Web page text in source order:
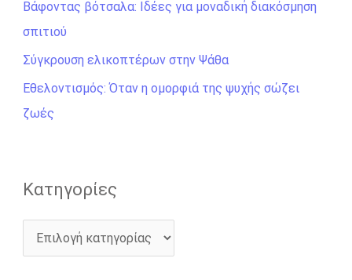
σ
η
γ
ι
α
Βάφοντας βότσαλα: Ιδέες για μοναδική διακόσμηση
σπιτιού
Σύγκρουση ελικοπτέρων στην Ψάθα
Εθελοντισμός: Όταν η ομορφιά της ψυχής σώζει
ζωές
Kατηγορίες